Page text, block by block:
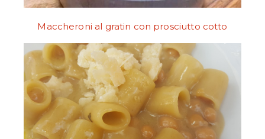
Maccheroni al gratin con prosciutto cotto